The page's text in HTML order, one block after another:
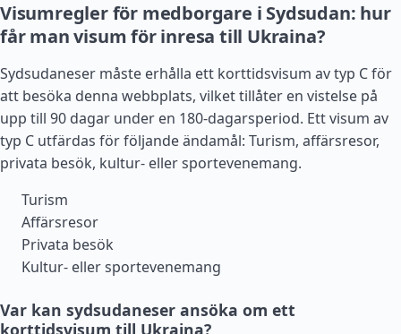
Visumregler för medborgare i Sydsudan: hur
får man visum för inresa till Ukraina?
Sydsudaneser måste erhålla ett korttidsvisum av typ C för
att besöka denna webbplats, vilket tillåter en vistelse på
upp till 90 dagar under en 180-dagarsperiod. Ett visum av
typ C utfärdas för följande ändamål: Turism, affärsresor,
privata besök, kultur- eller sportevenemang.
Turism
Affärsresor
Privata besök
Kultur- eller sportevenemang
Var kan sydsudaneser ansöka om ett
korttidsvisum till Ukraina?